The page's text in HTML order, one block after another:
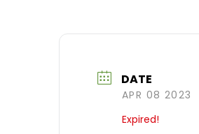
DATE
APR 08 2023
Expired!